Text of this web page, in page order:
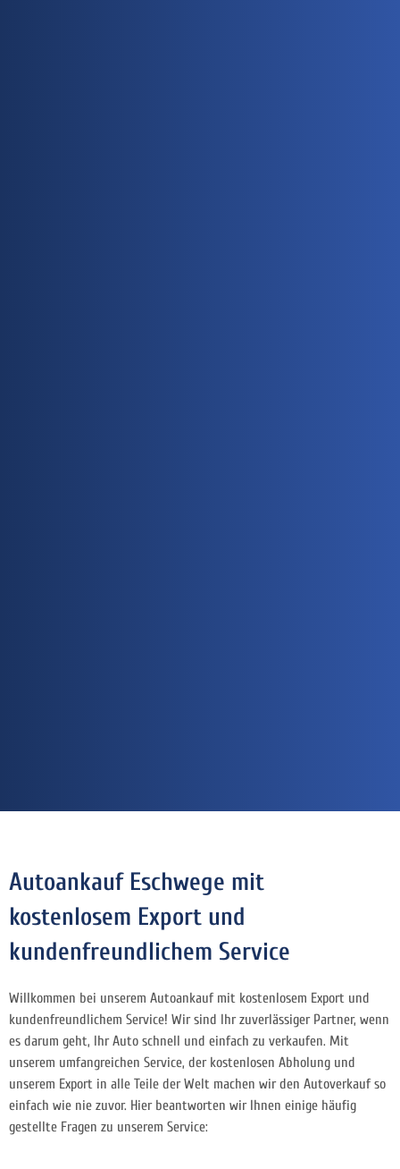
Autoankauf Eschwege mit
kostenlosem Export und
kundenfreundlichem Service
Willkommen bei unserem Autoankauf mit kostenlosem Export und
kundenfreundlichem Service! Wir sind Ihr zuverlässiger Partner, wenn
es darum geht, Ihr Auto schnell und einfach zu verkaufen. Mit
unserem umfangreichen Service, der kostenlosen Abholung und
unserem Export in alle Teile der Welt machen wir den Autoverkauf so
einfach wie nie zuvor. Hier beantworten wir Ihnen einige häufig
gestellte Fragen zu unserem Service: